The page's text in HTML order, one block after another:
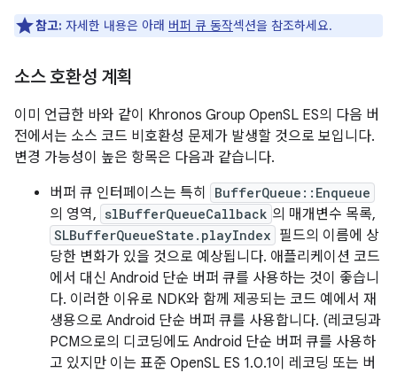
참고: 자세한 내용은 아래 버퍼 큐 동작섹션을 참조하세요.
소스 호환성 계획
이미 언급한 바와 같이 Khronos Group OpenSL ES의 다음 버
전에서는 소스 코드 비호환성 문제가 발생할 것으로 보입니다.
변경 가능성이 높은 항목은 다음과 같습니다.
버퍼 큐 인터페이스는 특히
BufferQueue::Enqueue
의 영역, slBufferQueueCallback 의 매개변수 목록,
SLBufferQueueState.playIndex 필드의 이름에 상
당한 변화가 있을 것으로 예상됩니다. 애플리케이션 코드
에서 대신 Android 단순 버퍼 큐를 사용하는 것이 좋습니
다. 이러한 이유로 NDK와 함께 제공되는 코드 예에서 재
생용으로 Android 단순 버퍼 큐를 사용합니다. (레코딩과
PCM으로의 디코딩에도 Android 단순 버퍼 큐를 사용하
고 있지만 이는 표준 OpenSL ES 1.0.1이 레코딩 또는 버